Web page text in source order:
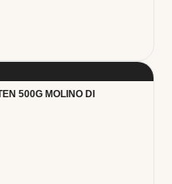
500G MOLINO DI